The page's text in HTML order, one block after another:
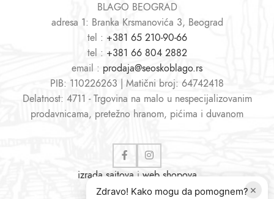
BLAGO BEOGRAD
adresa 1: Branka Krsmanovića 3, Beograd
tel : +381 65 210-90-66
tel : +381 66 804 2882
email : prodaja@seoskoblago.rs
PIB: 110226263 | Matični broj: 64742418
Delatnost: 4711 - Trgovina na malo u nespecijalizovanim
prodavnicama, pretežno hranom, pićima i duvanom
izrada sajtovai web shopova
×
Zdravo! Kako mogu da pomognem?